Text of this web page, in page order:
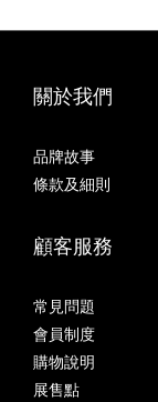
關於我們
品牌故事
條款及細則
顧客服務
常見問題
會員制度
購物說明
展售點